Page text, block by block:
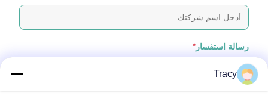
رسالة استفسار *
Tracy